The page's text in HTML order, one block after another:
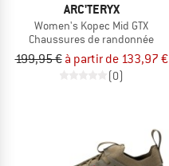
ARC'TERYX
Women's Kopec Mid GTX
Chaussures de randonnée
199,95 € à partir de 133,97 €
(0)